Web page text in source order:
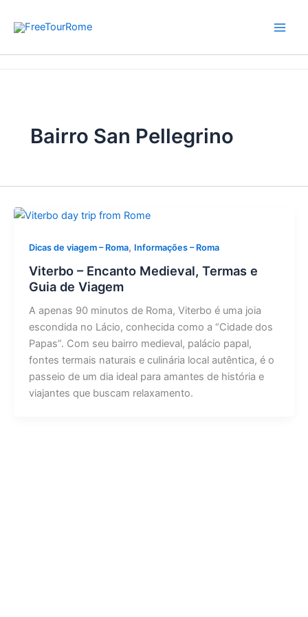
Bairro San Pellegrino
Dicas de viagem – Roma, Informações – Roma
Viterbo – Encanto Medieval, Termas e
Guia de Viagem
A apenas 90 minutos de Roma, Viterbo é uma joia
escondida no Lácio, conhecida como a “Cidade dos
Papas”. Com seu bairro medieval, palácio papal,
fontes termais naturais e culinária local autêntica, é o
passeio de um dia ideal para amantes de história e
viajantes que buscam relaxamento.